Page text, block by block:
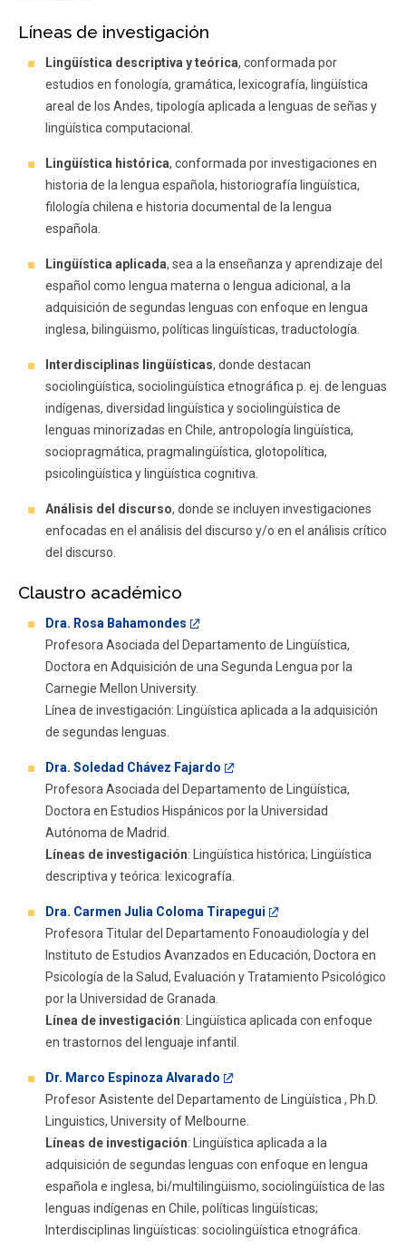
Líneas de investigación
Lingüística descriptiva y teórica, conformada por
estudios en fonología, gramática, lexicografía, lingüística
areal de los Andes, tipología aplicada a lenguas de señas y
lingüística computacional.
Lingüística histórica, conformada por investigaciones en
historia de la lengua española, historiografía lingüística,
filología chilena e historia documental de la lengua
española.
Lingüística aplicada, sea a la enseñanza y aprendizaje del
español como lengua materna o lengua adicional, a la
adquisición de segundas lenguas con enfoque en lengua
inglesa, bilingüismo, políticas lingüísticas, traductología.
Interdisciplinas lingüísticas, donde destacan
sociolingüística, sociolingüística etnográfica p. ej. de lenguas
indígenas, diversidad lingüística y sociolingüística de
lenguas minorizadas en Chile, antropología lingüística,
sociopragmática, pragmalingüística, glotopolítica,
psicolingüística y lingüística cognitiva.
Análisis del discurso, donde se incluyen investigaciones
enfocadas en el análisis del discurso y/o en el análisis crítico
del discurso.
Claustro académico
Dra. Rosa Bahamondes
Profesora Asociada del Departamento de Lingüística,
Doctora en Adquisición de una Segunda Lengua por la
Carnegie Mellon University.
Línea de investigación: Lingüística aplicada a la adquisición
de segundas lenguas.
Dra. Soledad Chávez Fajardo
Profesora Asociada del Departamento de Lingüística,
Doctora en Estudios Hispánicos por la Universidad
Autónoma de Madrid.
Líneas de investigación: Lingüística histórica; Lingüística
descriptiva y teórica: lexicografía.
Dra. Carmen Julia Coloma Tirapegui
Profesora Titular del Departamento Fonoaudiología y del
Instituto de Estudios Avanzados en Educación, Doctora en
Psicología de la Salud, Evaluación y Tratamiento Psicológico
por la Universidad de Granada.
Línea de investigación: Lingüística aplicada con enfoque
en trastornos del lenguaje infantil.
Dr. Marco Espinoza Alvarado
Profesor Asistente del Departamento de Lingüística , Ph.D.
Linguistics, University of Melbourne.
Líneas de investigación: Lingüística aplicada a la
adquisición de segundas lenguas con enfoque en lengua
española e inglesa, bi/multilingüismo, sociolingüística de las
lenguas indígenas en Chile, políticas lingüísticas;
Interdisciplinas lingüísticas: sociolingüística etnográfica.